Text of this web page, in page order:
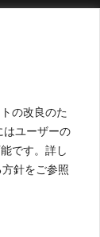
の改良のた
はユーザーの
です。詳し
針をご参照